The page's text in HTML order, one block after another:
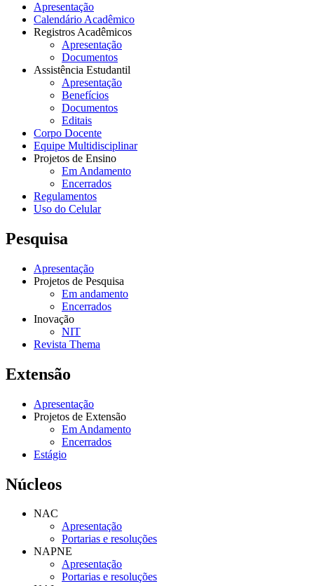
Apresentação
Calendário Acadêmico
Registros Acadêmicos
Apresentação
Documentos
Assistência Estudantil
Apresentação
Benefícios
Documentos
Editais
Corpo Docente
Equipe Multidisciplinar
Projetos de Ensino
Em Andamento
Encerrados
Regulamentos
Uso do Celular
Pesquisa
Apresentação
Projetos de Pesquisa
Em andamento
Encerrados
Inovação
NIT
Revista Thema
Extensão
Apresentação
Projetos de Extensão
Em Andamento
Encerrados
Estágio
Núcleos
NAC
Apresentação
Portarias e resoluções
NAPNE
Apresentação
Portarias e resoluções